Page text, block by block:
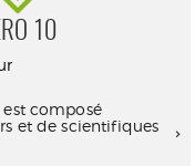
10
composé
et de scientifiques